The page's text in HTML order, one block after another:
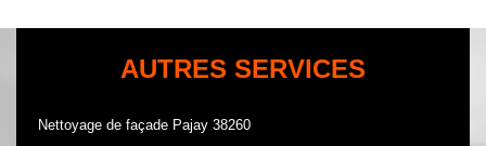
AUTRES SERVICES
Nettoyage de façade Pajay 38260